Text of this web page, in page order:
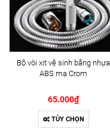
Bộ vòi xịt vệ sinh bằng nhựa
ABS mạ Crom
65.000₫
TÙY CHỌN